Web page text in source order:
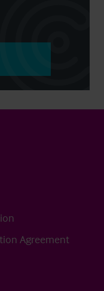
Agreement